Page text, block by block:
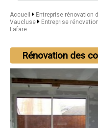
Accueil
Entreprise rénovation
Vaucluse
Entreprise
Lafare
Rénovation des